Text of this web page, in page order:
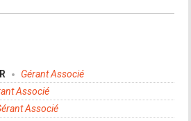
Gérant Associé
Associé
Associé